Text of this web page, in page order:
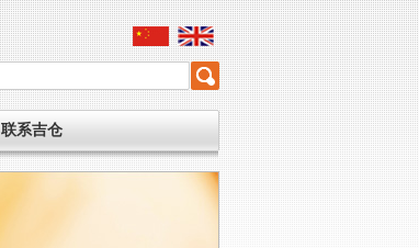
联系吉仓